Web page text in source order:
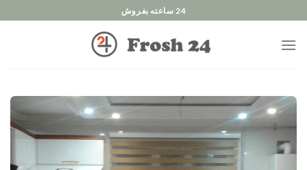
to
content
24 ساعته بفروش